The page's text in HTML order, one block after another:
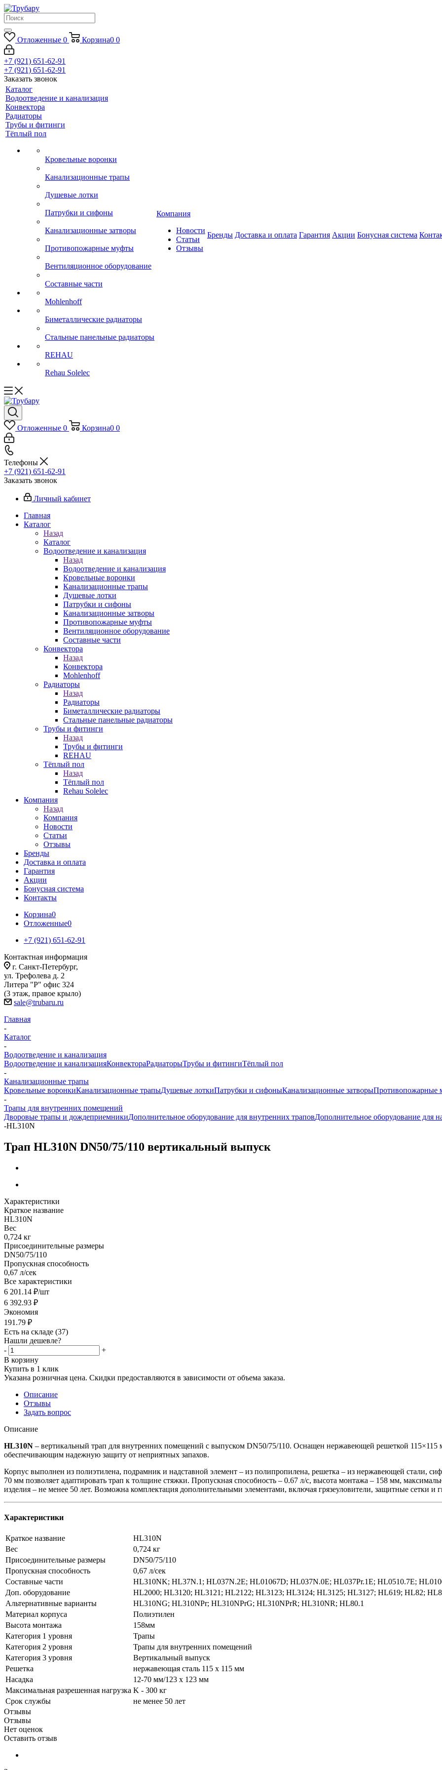
Отложенные 0 Корзина0 0
+7 (921) 651-62-91
+7 (921) 651-62-91
Заказать звонок
Каталог
Водоотведение и канализация
Конвектора
Радиаторы
Трубы и фитинги
Тёплый пол
Кровельные воронки
Канализационные трапы
Душевые лотки
Патрубки и сифоны
Канализационные затворы
Противопожарные муфты
Вентиляционное оборудование
Составные части
Mohlenhoff
Биметаллические радиаторы
Стальные панельные радиаторы
REHAU
Rehau Solelec
Компания
Новости
Статьи
Отзывы
Бренды Доставка и оплата Гарантия Акции Бонусная система
Отложенные 0 Корзина0 0
Телефоны
+7 (921) 651-62-91
Заказать звонок
Личный кабинет
Главная
Каталог
Назад
Каталог
Водоотведение и канализация
Назад
Водоотведение и канализация
Кровельные воронки
Канализационные трапы
Душевые лотки
Патрубки и сифоны
Канализационные затворы
Противопожарные муфты
Вентиляционное оборудование
Составные части
Конвектора
Назад
Конвектора
Mohlenhoff
Радиаторы
Назад
Радиаторы
Биметаллические радиаторы
Стальные панельные радиаторы
Трубы и фитинги
Назад
Трубы и фитинги
REHAU
Тёплый пол
Назад
Тёплый пол
Rehau Solelec
Компания
Назад
Компания
Новости
Статьи
Отзывы
Бренды
Доставка и оплата
Гарантия
Акции
Бонусная система
Контакты
Корзина0
Отложенные0
+7 (921) 651-62-91
Контактная информация
г. Санкт-Петербург,
ул. Трефолева д. 2
Литера "Р" офис 324
(3 этаж, правое крыло)
sale@trubaru.ru
Главная
-
Каталог
-
Водоотведение и канализация
Водоотведение и канализацияКонвектораРадиаторыТрубы и фитингиТёплый пол
-
Канализационные трапы
Кровельные воронкиКанализационные трапыДушевые лоткиПатрубки и сифоныКанализационные затворыПротивопожарные
-
Трапы для внутренних помещений
Дворовые трапы и дождеприемникиДополнительное оборудование для внутренних траповДополнительное оборудование для
-HL310N
Трап HL310N DN50/75/110 вертикальный выпуск
Характеристики
Краткое название
HL310N
Вес
0,724 кг
Присоединительные размеры
DN50/75/110
Пропускная способность
0,67 л/сек
Все характеристики
6 201.14 ₽/шт
6 392.93 ₽
Экономия
191.79 ₽
Есть на складе (37)
Нашли дешевле?
-
+
В корзину
Купить в 1 клик
Указана розничная цена. Скидки предоставляются в зависимости от объема заказа.
Описание
Отзывы
Задать вопрос
Описание
HL310N – вертикальный трап для внутренних помещений с выпуском DN50/75/110. Оснащен нержавеющей решеткой
обеспечивающим надежную защиту от неприятных запахов.
Корпус выполнен из полиэтилена, подрамник и надставной элемент – из полипропилена, решетка – из нержавеющей стали,
70 мм позволяет адаптировать трап к толщине стяжки. Пропускная способность – 0.67 л/с, высота монтажа – 158 мм,
изделия – не менее 50 лет. Возможна комплектация дополнительными элементами, включая грязеуловители, защитные сетки и
Характеристики
Краткое название
HL310N
Вес
0,724 кг
Присоединительные размеры
DN50/75/110
Пропускная способность
0,67 л/сек
Составные части
HL310NK; HL37N.1; HL037N.2E; HL01067D; HL037N.0E; HL037Pr.1E; HL0510.7E;
Доп. оборудование
HL2000; HL3120; HL3121; HL2122; HL3123; HL3124; HL3125; HL3127; HL619; HL82;
Альтернативные варианты
HL310NG; HL310NPr; HL310NPrG; HL310NPrR; HL310NR; HL80.1
Материал корпуса
Полиэтилен
Высота монтажа
158мм
Категория 1 уровня
Трапы
Категория 2 уровня
Трапы для внутренних помещений
Категория 3 уровня
Вертикальный выпуск
Решетка
нержавеющая сталь 115 x 115 мм
Насадка
12-70 мм/123 x 123 мм
Максимальная разрешенная нагрузка K - 300 кг
Срок службы
не менее 50 лет
Отзывы
Отзывы
Нет оценок
Оставить отзыв